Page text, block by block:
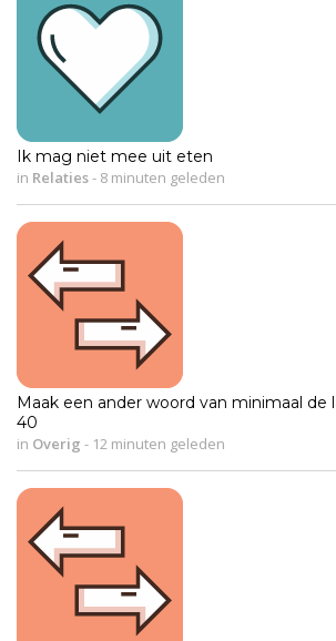
Ik mag niet mee uit eten
in Relaties- 8 minuten geleden
Maak een ander woord van minimaal de
40
in Overig - 12 minuten geleden